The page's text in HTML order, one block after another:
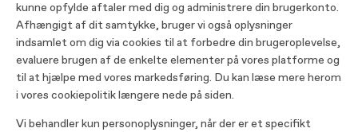
kunne opfylde aftaler med dig og administrere din brugerkonto.
Afhængigt af dit samtykke, bruger vi også oplysninger
indsamlet om dig via cookies til at forbedre din brugeroplevelse,
evaluere brugen af de enkelte elementer på vores platforme og
til at hjælpe med vores markedsføring. Du kan læse mere herom
i vores cookiepolitik længere nede på siden.
Vi behandler kun personoplysninger, når der er et specifikt